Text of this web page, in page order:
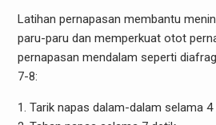
Latihan pernapasan membantu
paru-paru dan memperkuat otot
pernapasan mendalam seperti
7-8:
Tarik napas dalam-dalam selama 4